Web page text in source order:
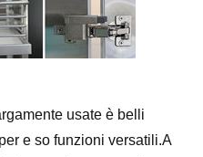
usate è belli
e so funzioni versatili.A